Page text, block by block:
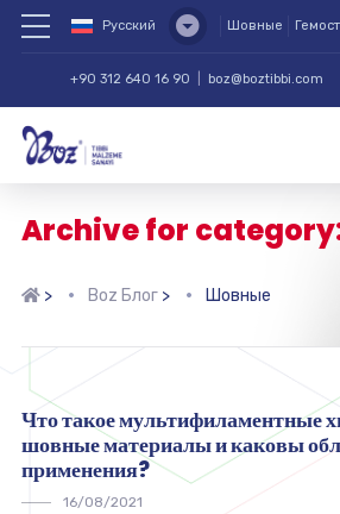
Русский Шовные
+90 312 640 16 90 boz@boztibbi.com
Archive for
> Boz Блог> Шовные
Что такое мультифиламентные
шовные материалы и каковы
применения?
16/08/2021